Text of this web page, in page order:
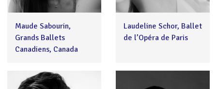
Maude Sabourin,
Grands Ballets
Canadiens, Canada
Laudeline Schor, Ballet
de l’Opéra de Paris